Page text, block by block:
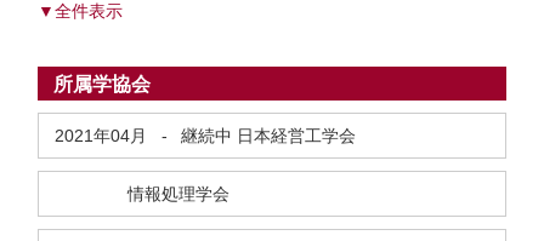
▼全件表示
所属学協会
2021年04月 - 継続中 日本経営工学会
情報処理学会